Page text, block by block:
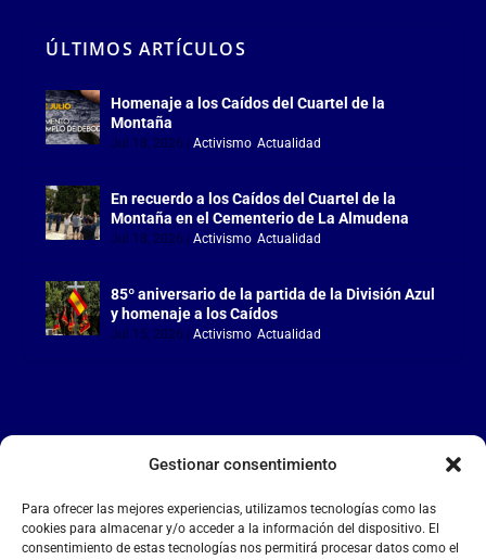
Gestionar consentimiento
Para ofrecer las mejores experiencias, utilizamos tecnologías como las
cookies para almacenar y/o acceder a la información del dispositivo. El
consentimiento de estas tecnologías nos permitirá procesar datos como el
ÚLTIMOS ARTÍCULOS
Homenaje a los Caídos del Cuartel de la
Montaña
Jul 18, 2026 |Activismo,Actualidad
En recuerdo a los Caídos del Cuartel de la
Montaña en el Cementerio de La Almudena
Jul 18, 2026 |Activismo,Actualidad
85º aniversario de la partida de la División Azul
y homenaje a los Caídos
Jul 15, 2026 |Activismo,Actualidad
LA FALANGE
Reproductor
de